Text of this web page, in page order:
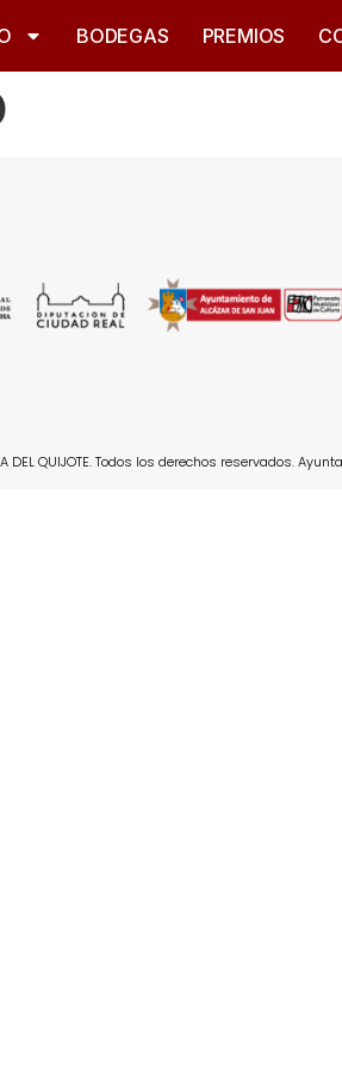
BODEGAS PREMIOS
DEL QUIJOTE. Todos los derechos reservados.